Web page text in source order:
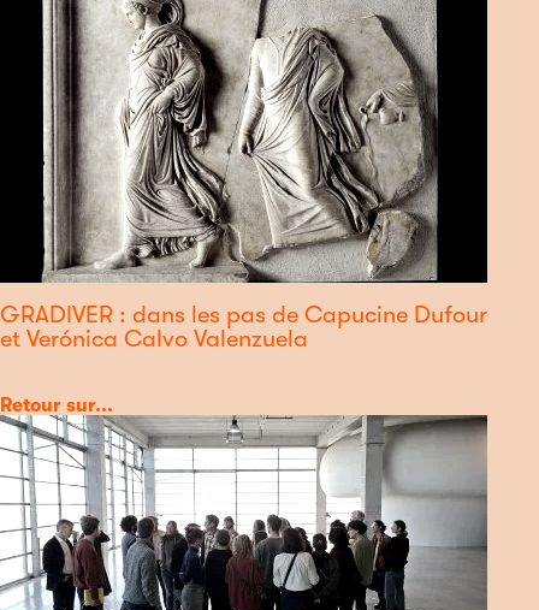
GRADIVER : dans les pas de Capucine Dufour
et Verónica Calvo Valenzuela
Catégorie
Retour sur...